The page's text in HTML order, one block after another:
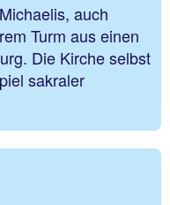
auch
Turm aus einen
Die Kirche selbst
sakraler